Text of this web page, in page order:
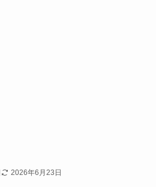
2026年6月23日